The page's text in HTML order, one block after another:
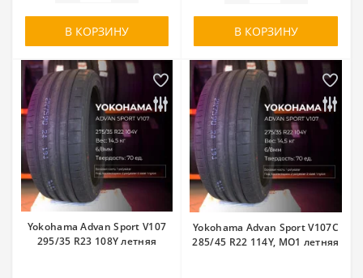
В КОРЗИНУ В КОРЗИНУ
Yokohama Advan Sport V107
295/35 R23 108Y летняя
Yokohama Advan Sport V107C
285/45 R22 114Y, MO1 летняя